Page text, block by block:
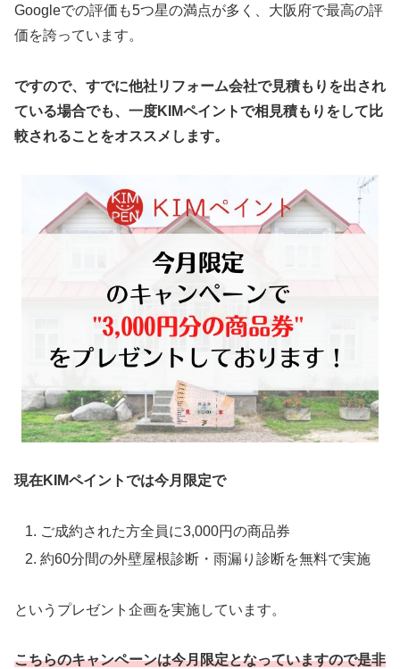
Googleでの評価も5つ星の満点が多く、大阪府で最高の評
価を誇っています。
ですので、すでに他社リフォーム会社で見積もりを出され
ている場合でも、一度KIMペイントで相見積もりをして比
較されることをオススメします。
現在KIMペイントでは今月限定で
ご成約された方全員に3,000円の商品券
約60分間の外壁屋根診断・雨漏り診断を無料で実施
というプレゼント企画を実施しています。
こちらのキャンペーンは今月限定となっていますので是非